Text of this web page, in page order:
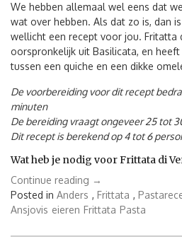
We hebben allemaal wel eens dat
wat over hebben. Als dat zo is, dan
wellicht een recept voor jou. Fritatta
oorspronkelijk uit Basilicata, en
tussen een quiche en een dikke
De voorbereiding voor dit recept
minuten
De bereiding vraagt ongeveer 25 tot
Dit recept is berekend op 4 tot 6
Wat heb je nodig voor Frittata di
Continue reading “Frittata
di
Vermicelli”
→
Posted in Anders , Frittata ,
Ansjovis eieren Frittata Pasta